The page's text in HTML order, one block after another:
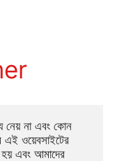
নেয় না এবং কোন
এই ওয়েবসাইটের
এবং আমাদের